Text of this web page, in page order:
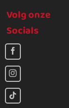
Volg onze
Socials